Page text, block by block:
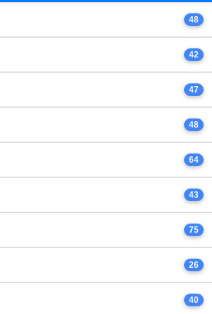
48
42
47
48
64
43
75
26
40